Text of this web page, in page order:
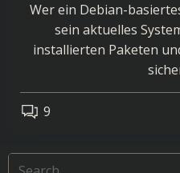
Wer ein Debian-
sein aktuelles
installierten Paketen
9
Search